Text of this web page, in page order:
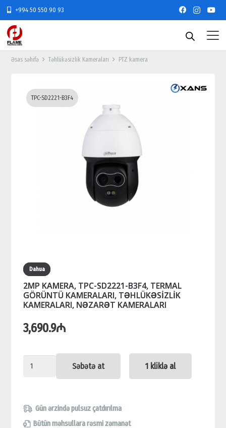
+994 50 550 90 93
Əsas səhifə Təhlükəsizlik Kameraları PTZ kamera
TPC-SD2221-B3F4
Dahua
2MP KAMERA, TPC-SD2221-B3F4, TERMAL
GÖRÜNTÜ KAMERALARI, TƏHLÜKƏSİZLİK
KAMERALARI, NƏZARƏT KAMERALARI
3,690.9₼
2MP
SD2221-
B3F4,
Səbətə at 1 kliklə al
Gün ərzində pulsuz çatdırılma
Bütün məhsullara rəsmi zəmanət